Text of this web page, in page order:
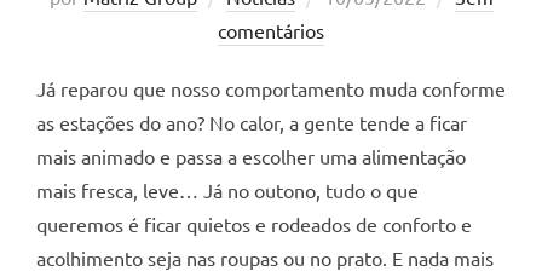
em
comentários
Já reparou que nosso comportamento muda conforme
as estações do ano? No calor, a gente tende a ficar
mais animado e passa a escolher uma alimentação
mais fresca, leve… Já no outono, tudo o que
queremos é ficar quietos e rodeados de conforto e
acolhimento seja nas roupas ou no prato. E nada mais